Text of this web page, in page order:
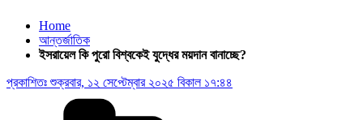
Home
আন্তর্জাতিক
ইসরায়েল কি পুরো বিশ্বকেই যুদ্ধের ময়দান বানাচ্ছে?
প্রকাশিতঃশুক্রবার, ১২ সেপ্টেম্বার ২০২৫ বিকাল ১৭:৪৪